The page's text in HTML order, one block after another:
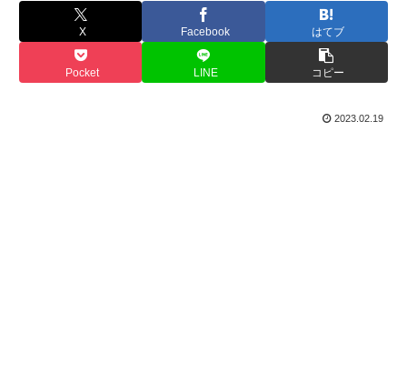
X Facebook はてブ
Pocket LINE コピー
2023.02.19